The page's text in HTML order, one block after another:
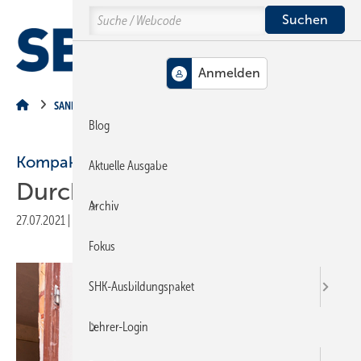
Hauptinhalt
Hauptmenü
SiteSearch
SANITÄR
Kompaktes Hauswassercenter
Durchdachte Lösung
27.07.2021
Search
Blog
Aktuelle Ausgabe
Archiv
Fokus
SHK-Ausbildungspaket
Lehrer-Login